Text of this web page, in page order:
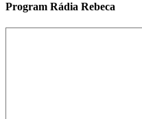
Program Rádia Rebeca